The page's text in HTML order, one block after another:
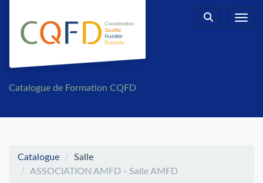
Rechercher
Catalogue de Formation CQFD
Catalogue
Salle
ASSOCIATION AMFD - Salle AMFD